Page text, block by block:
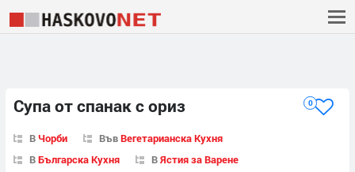
Супа от спанак с ориз 0
ВЧорби ВъвВегетарианска Кухня
ВБългарска Кухня ВЯстия за Варене